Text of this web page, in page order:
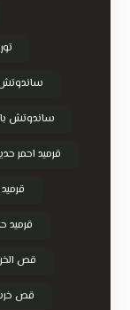
ساندوتش
قرميد احمر
قرميد
قص
قص